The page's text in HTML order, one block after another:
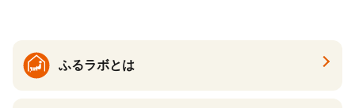
ふるラボとは